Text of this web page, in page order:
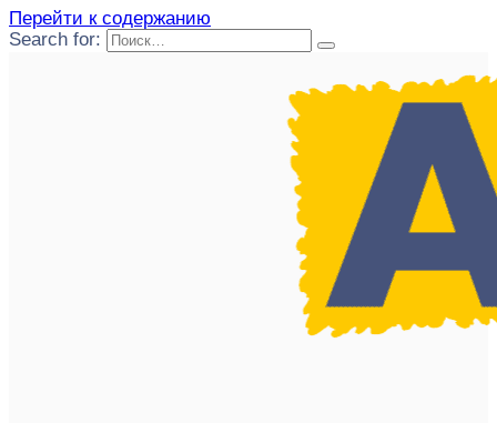
Перейти к содержанию
Search for: